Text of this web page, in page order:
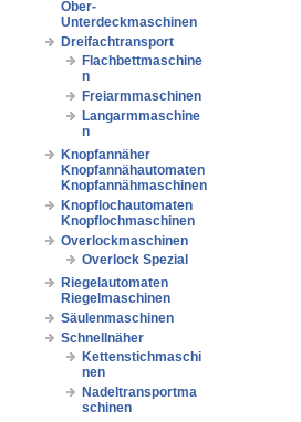
Ober-
Unterdeckmaschinen
Dreifachtransport
Flachbettmaschine
n
Freiarmmaschinen
Langarmmaschine
n
Knopfannäher
Knopfannähautomaten
Knopfannähmaschinen
Knopflochautomaten
Knopflochmaschinen
Overlockmaschinen
Overlock Spezial
Riegelautomaten
Riegelmaschinen
Säulenmaschinen
Schnellnäher
Kettenstichmaschi
nen
Nadeltransportma
schinen